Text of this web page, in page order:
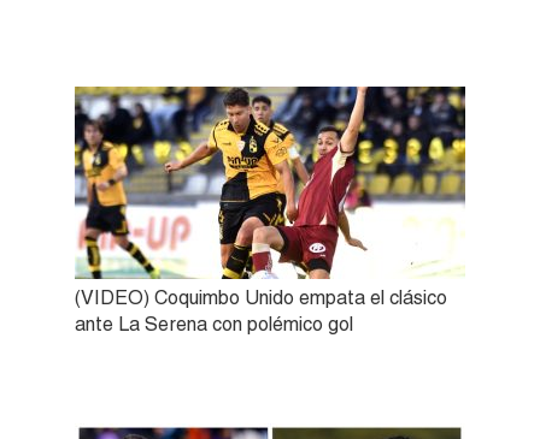
(VIDEO) Coquimbo Unido empata el clásico
ante La Serena con polémico gol